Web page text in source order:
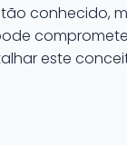
conhecido,
este